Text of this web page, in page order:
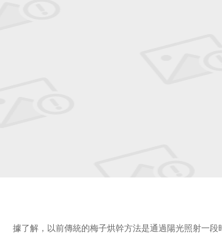
據了解，以前傳統的梅子烘幹方法是通過陽光照射一段